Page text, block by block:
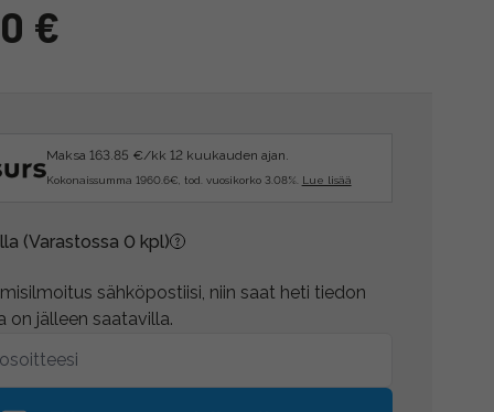
€
Maksa 163.85 €/kk 12 kuukauden ajan.
Kokonaissumma 1960.6€, tod. vuosikorko 3.08%. Lue lisää
(Varastossa 0 kpl)
sähköpostiisi, niin saat heti tiedon
on jälleen saatavilla.